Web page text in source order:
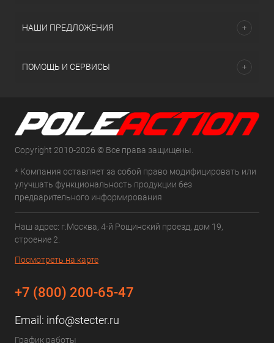
НАШИ ПРЕДЛОЖЕНИЯ
ПОМОЩЬ И СЕРВИСЫ
Copyright 2010-2026 © Все права защищены.
* Компания оставляет за собой право модифицировать или
улучшать функциональность продукции без
предварительного информирования
Наш адрес: г.Москва, 4-й Рощинский проезд, дом 19,
строение 2.
Посмотреть на карте
+7 (800) 200-65-47
Email: info@stecter.ru
График работы